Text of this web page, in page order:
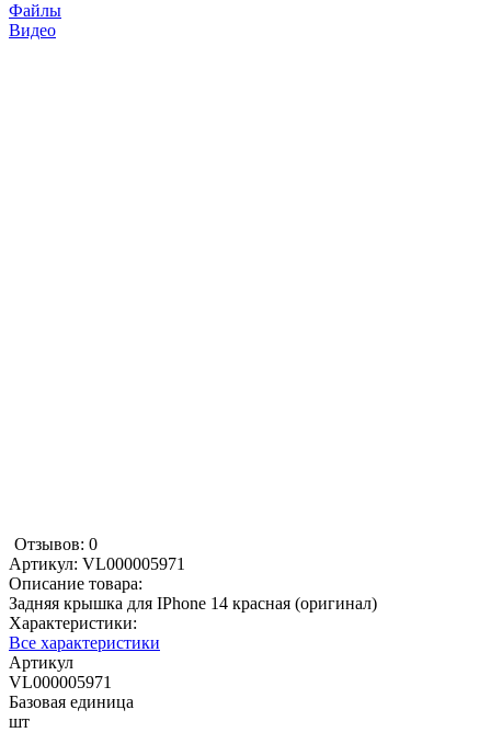
Файлы
Видео
Отзывов: 0
Артикул: VL000005971
Описание товара:
Задняя крышка для IPhone 14 красная (оригинал)
Характеристики:
Все характеристики
Артикул
VL000005971
Базовая единица
шт